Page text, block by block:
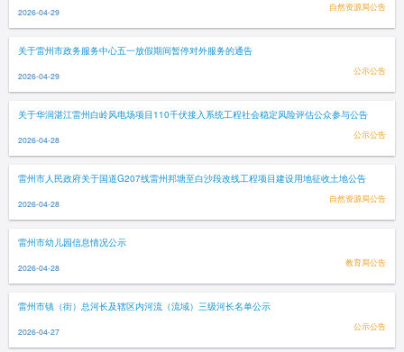
2026-04-29 自然资源局公告
关于雷州市政务服务中心五一放假期间暂停对外服务的通告
2026-04-29 公示公告
关于华润湛江雷州白岭风电场项目110千伏接入系统工程社会稳定风险评估公众参与公告
2026-04-28 公示公告
雷州市人民政府关于国道G207线雷州邦塘至白沙段改线工程项目建设用地征收土地公告
2026-04-28 自然资源局公告
雷州市幼儿园信息情况公示
2026-04-28 教育局公告
雷州市镇（街）总河长及辖区内河流（流域）三级河长名单公示
2026-04-27 公示公告